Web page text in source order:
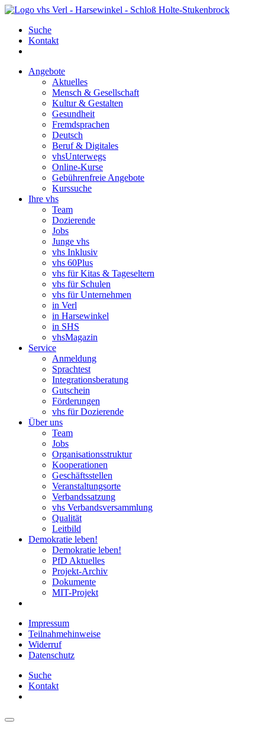
Suche
Kontakt
Angebote
Aktuelles
Mensch & Gesellschaft
Kultur & Gestalten
Gesundheit
Fremdsprachen
Deutsch
Beruf & Digitales
vhsUnterwegs
Online-Kurse
Gebührenfreie Angebote
Kurssuche
Ihre vhs
Team
Dozierende
Jobs
Junge vhs
vhs Inklusiv
vhs 60Plus
vhs für Kitas & Tageseltern
vhs für Schulen
vhs für Unternehmen
in Verl
in Harsewinkel
in SHS
vhsMagazin
Service
Anmeldung
Sprachtest
Integrationsberatung
Gutschein
Förderungen
vhs für Dozierende
Über uns
Team
Jobs
Organisationsstruktur
Kooperationen
Geschäftsstellen
Veranstaltungsorte
Verbandssatzung
vhs Verbandsversammlung
Qualität
Leitbild
Demokratie leben!
Demokratie leben!
PfD Aktuelles
Projekt-Archiv
Dokumente
MIT-Projekt
Impressum
Teilnahmehinweise
Widerruf
Datenschutz
Suche
Kontakt